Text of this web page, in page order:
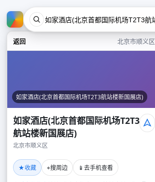
返回 北京市顺义区
如家酒店(北京首都国际机场T2T3航站楼新国展店)
如家酒店(北京首都国际机场T2T3
航站楼新国展店)
北京市顺义区
★收藏 ⌖搜周边 📱 去手机查看